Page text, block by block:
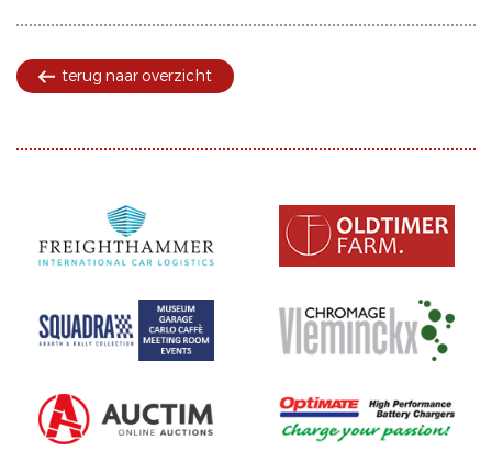
terug naar overzicht